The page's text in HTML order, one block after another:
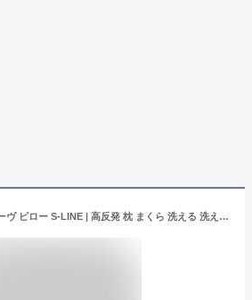
【公式】エアウィーヴ ピロー S-LINE | 高反発 枕 まくら 洗える 洗える枕 洗えるまくら ウォッシャブル枕 高さ調整 快眠枕 快眠まくら 高反発枕 高反発まくら ストレートネック ギフト エアウィーブ 【30日間お試し可能】